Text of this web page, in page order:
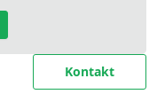
Kontakt